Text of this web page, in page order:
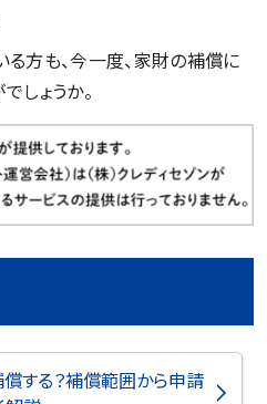
方も、今一度、家財の補償に
しょうか。
する？補償範囲から申請